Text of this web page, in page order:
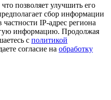
позволяет улучшить его
сбор информации
частности IP-адрес региона
информацию. Продолжая
с политикой
согласие на обработку